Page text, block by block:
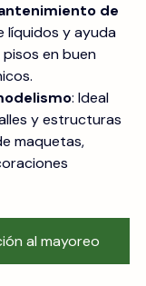
de
líquidos y ayuda
en buen
: Ideal
y estructuras
maquetas,
al mayoreo